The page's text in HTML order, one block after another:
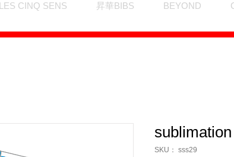
LES CINQ SENS 昇華BIBS BEYOND
SKU： sss29